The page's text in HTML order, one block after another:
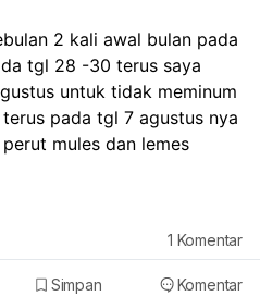
2 kali awal bulan pada
tgl 28 -30 terus saya
untuk tidak meminum
pada tgl 7 agustus nya
mules dan lemes
Simpan Komentar
1 Komentar